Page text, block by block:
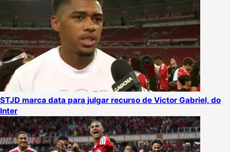
STJD marca data para julgar recurso de Victor Gabriel, do
Inter